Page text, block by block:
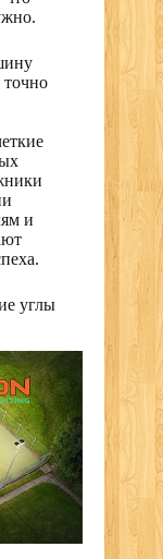
точно
и
углы